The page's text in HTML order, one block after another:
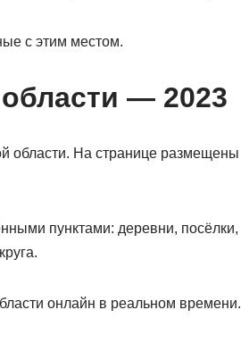
с этим местом.
— 2023
области. На странице размещены
пунктами: деревни, посёлки,
онлайн в реальном времени.